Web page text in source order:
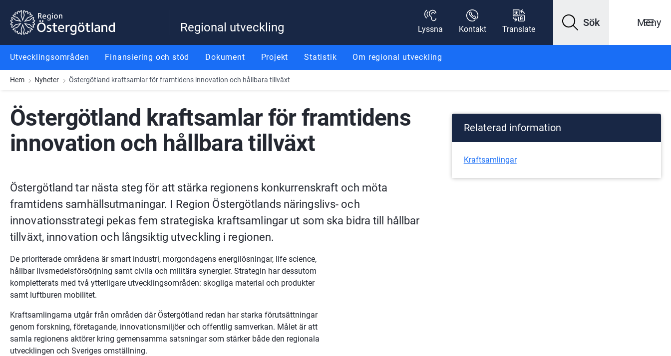
Gå till innehåll
Gå till meny
Gå till sidfot
Regional utveckling Lyssna Kontakt Translate
Sök Meny
Utvecklingsområden Finansiering och stöd Dokument Projekt Statistik Om regional utveckling
Hem Nyheter Östergötland kraftsamlar för framtidens innovation och hållbara tillväxt
Östergötland kraftsamlar för framtidens
innovation och hållbara tillväxt
Östergötland tar nästa steg för att stärka regionens konkurrenskraft och möta
framtidens samhällsutmaningar. I Region Östergötlands näringslivs- och
innovationsstrategi pekas fem strategiska kraftsamlingar ut som ska bidra till hållbar
tillväxt, innovation och långsiktig utveckling i regionen.
De prioriterade områdena är smart industri, morgondagens energilösningar, life science,
hållbar livsmedelsförsörjning samt civila och militära synergier. Strategin har dessutom
kompletterats med två ytterligare utvecklingsområden: skogliga material och produkter
samt luftburen mobilitet.
Kraftsamlingarna utgår från områden där Östergötland redan har starka förutsättningar
genom forskning, företagande, innovationsmiljöer och offentlig samverkan. Målet är att
samla regionens aktörer kring gemensamma satsningar som stärker både den regionala
utvecklingen och Sveriges omställning.
Relaterad information
Kraftsamlingar